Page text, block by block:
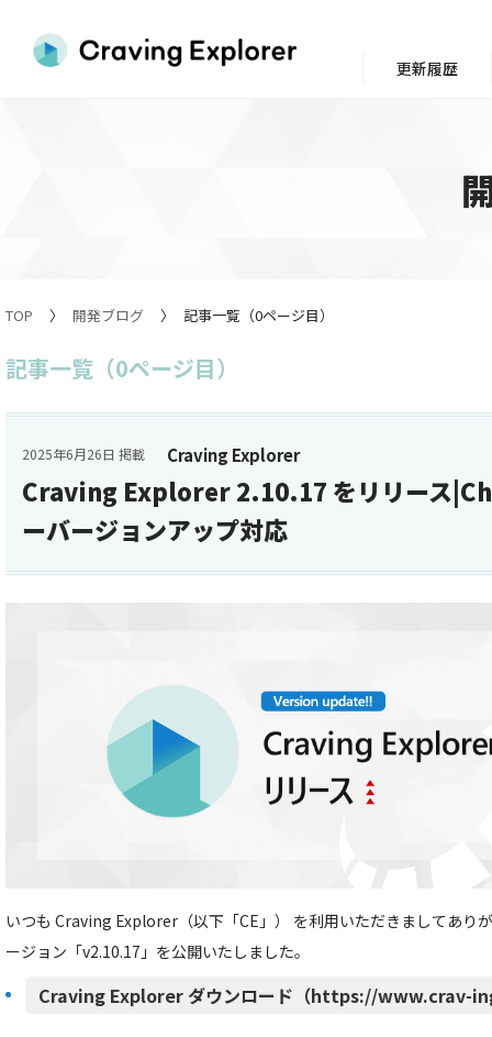
TOP 開発ブログ 記事一覧（0ページ目）
記事一覧（0ページ目）
Craving Explorer
2025年6月26日 掲載
Craving Explorer 2.10.17 をリリース
ーバージョンアップ対応
いつも Craving Explorer（以下「CE」） を利用いただきましてあり
ージョン「v2.10.17」を公開いたしました。
Craving Explorer ダウンロード（https://www.crav-
更新履歴